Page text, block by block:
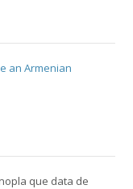
an Armenian
que data de